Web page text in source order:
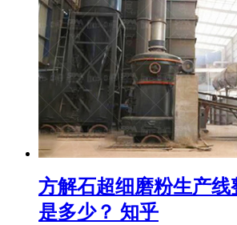
方解石超细磨粉生产线
是多少？ 知乎